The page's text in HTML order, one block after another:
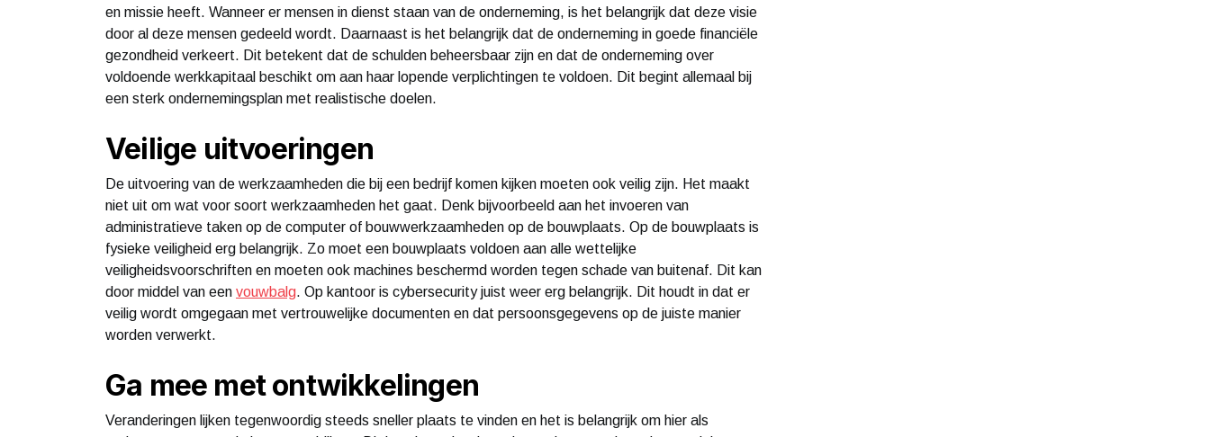
en missie heeft. Wanneer er mensen in dienst staan van de onderneming, is het belangrijk dat deze visie
door al deze mensen gedeeld wordt. Daarnaast is het belangrijk dat de onderneming in goede financiële
gezondheid verkeert. Dit betekent dat de schulden beheersbaar zijn en dat de onderneming over
voldoende werkkapitaal beschikt om aan haar lopende verplichtingen te voldoen. Dit begint allemaal bij
een sterk ondernemingsplan met realistische doelen.
Veilige uitvoeringen
De uitvoering van de werkzaamheden die bij een bedrijf komen kijken moeten ook veilig zijn. Het maakt
niet uit om wat voor soort werkzaamheden het gaat. Denk bijvoorbeeld aan het invoeren van
administratieve taken op de computer of bouwwerkzaamheden op de bouwplaats. Op de bouwplaats is
fysieke veiligheid erg belangrijk. Zo moet een bouwplaats voldoen aan alle wettelijke
veiligheidsvoorschriften en moeten ook machines beschermd worden tegen schade van buitenaf. Dit kan
door middel van een vouwbalg. Op kantoor is cybersecurity juist weer erg belangrijk. Dit houdt in dat er
veilig wordt omgegaan met vertrouwelijke documenten en dat persoonsgegevens op de juiste manier
worden verwerkt.
Ga mee met ontwikkelingen
Veranderingen lijken tegenwoordig steeds sneller plaats te vinden en het is belangrijk om hier als